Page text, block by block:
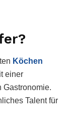
Köchen
einer
Gastronomie.
Talent für